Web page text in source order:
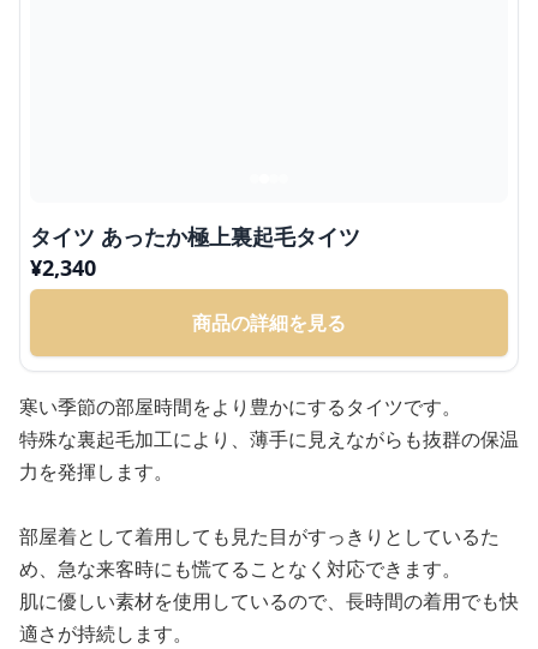
タイツ あったか極上裏起毛タイツ
¥2,340
商品の詳細を見る
寒い季節の部屋時間をより豊かにするタイツです。
特殊な裏起毛加工により、薄手に見えながらも抜群の保温
力を発揮します。
部屋着として着用しても見た目がすっきりとしているた
め、急な来客時にも慌てることなく対応できます。
肌に優しい素材を使用しているので、長時間の着用でも快
適さが持続します。